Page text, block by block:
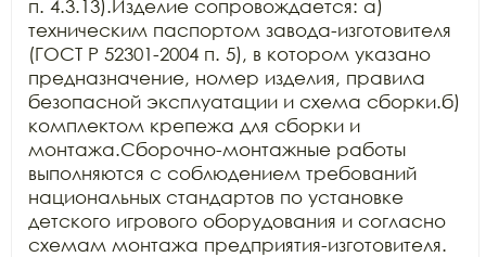
п. 4.3.13).Изделие сопровождается: а)
техническим паспортом завода-изготовителя
(ГОСТ Р 52301-2004 п. 5), в котором указано
предназначение, номер изделия, правила
безопасной эксплуатации и схема сборки.б)
комплектом крепежа для сборки и
монтажа.Сборочно-монтажные работы
выполняются с соблюдением требований
национальных стандартов по установке
детского игрового оборудования и согласно
схемам монтажа предприятия-изготовителя.